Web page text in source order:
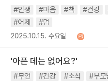
#인생 #마음 #책 #건강
#어제
#덤
2025.10.15. 수요일
'아픈 데는 없어요?'
#무언 #건강 #소식 #부모